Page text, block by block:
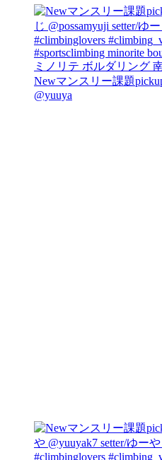
Newマンスリー課題
@yuuya